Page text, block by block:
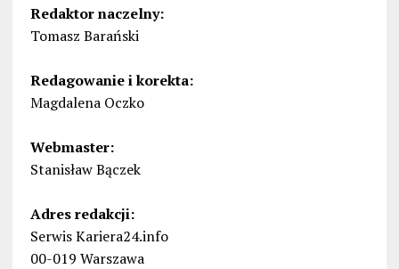
Redaktor naczelny:
Tomasz Barański
Redagowanie i korekta:
Magdalena Oczko
Webmaster:
Stanisław Bączek
Adres redakcji:
Serwis Kariera24.info
00-019 Warszawa